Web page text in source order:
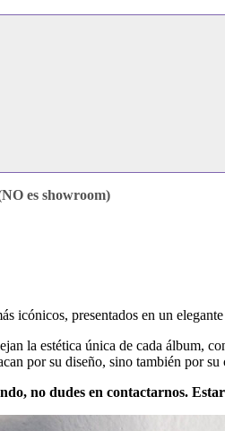
es showroom)
icónicos, presentados en un
la estética única de cada álbum,
por su diseño, sino también por
no dudes en contactarnos.